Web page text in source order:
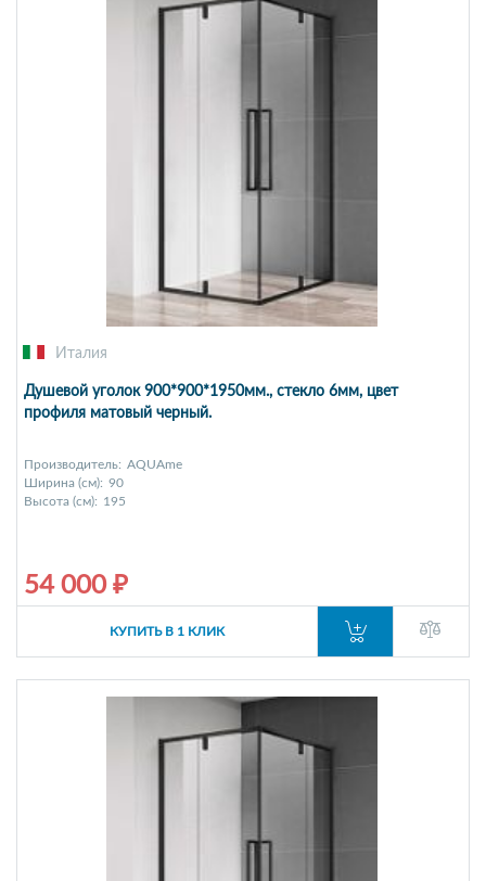
Италия
Душевой уголок 900*900*1950мм., стекло 6мм, цвет
профиля матовый черный.
Производитель: AQUAme
Ширина (см): 90
Высота (см): 195
54 000 ₽
КУПИТЬ В 1 КЛИК